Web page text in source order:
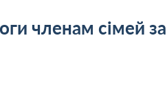
членам сімей